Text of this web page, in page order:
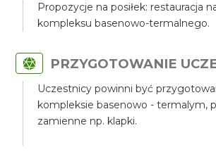
Propozycje na posiłek: restauracja
kompleksu basenowo-termalnego.
PRZYGOTOWANIE
Uczestnicy powinni być
kompleksie basenowo - termalym,
zamienne np. klapki.